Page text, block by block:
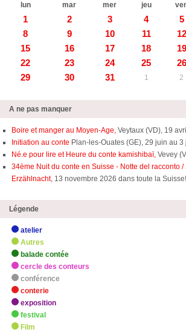
lun mar mer jeu
1 2 3 4 5
8
9 10 11 12
15
16 17 18 19
22
23 24 25 26
29
30 31 1 2
A ne pas manquer
Boire et manger au Moyen-Age, Veytaux (VD), 19 avril
Initiation au conte Plan-les-Ouates (GE), 29 juin au 3
Né.e pour lire et Heure du conte kamishibaï, Vevey
34ème Nuit du conte en Suisse - Notte del racconto /
Erzählnacht, 13 novembre 2026 dans toute la Suisse!
Légende
atelier
Autres
balade contée
cercle des conteurs
conférence
conterie
exposition
festival
Film